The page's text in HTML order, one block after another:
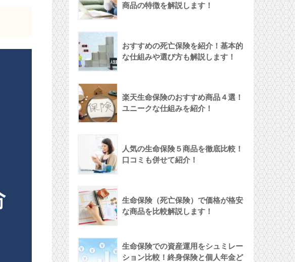
商品の特徴を解説します！
おすすめの死亡保険を紹介！基本的
な仕組みや選び方も解説します！
楽天生命保険のおすすめ商品４選！
ユニークな仕組みを紹介！
人気の生命保険５商品を徹底比較！
口コミも併せて紹介！
生命保険（死亡保険）で価格が格安
な商品を比較解説します！
生命保険での資産運用をシュミレー
ション比較！終身保険と個人年金ど